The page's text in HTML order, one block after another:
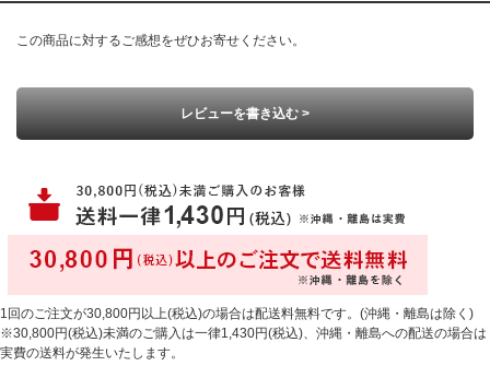
この商品に対するご感想をぜひお寄せください。
レビューを書き込む >
1回のご注文が30,800円以上(税込)の場合は配送料無料です。(沖縄・離島は除く)
※30,800円(税込)未満のご購入は一律1,430円(税込)、沖縄・離島への配送の場合は
実費の送料が発生いたします。